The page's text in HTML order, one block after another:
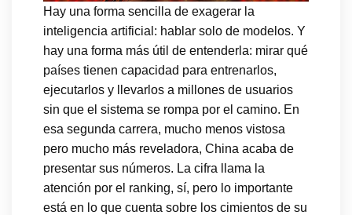
Hay una forma sencilla de exagerar la
inteligencia artificial: hablar solo de modelos. Y
hay una forma más útil de entenderla: mirar qué
países tienen capacidad para entrenarlos,
ejecutarlos y llevarlos a millones de usuarios
sin que el sistema se rompa por el camino. En
esa segunda carrera, mucho menos vistosa
pero mucho más reveladora, China acaba de
presentar sus números. La cifra llama la
atención por el ranking, sí, pero lo importante
está en lo que cuenta sobre los cimientos de su